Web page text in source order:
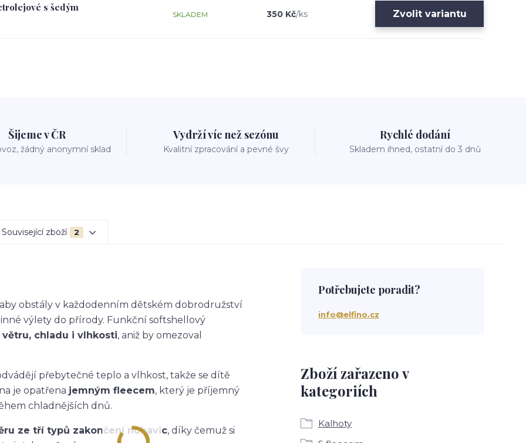
s šedým
350 Kč/ks
SKLADEM Zvolit variantu
Šijeme v ČR
žádný anonymní sklad
Vydrží víc než sezónu
Kvalitní zpracování a pevné švy
Rychlé dodání
Skladem ihned, ostatní do 3 dnů
Související zboží 2
obstály v každodenním dětském dobrodružství
výlety do přírody. Funkční softshellový
chladu i vlhkosti, aniž by omezoval
přebytečné teplo a vlhkost, takže se dítě
je opatřena jemným fleecem, který je příjemný
chladnějších dnů.
ze tří typů zakončení nohavic, díky čemuž si
Zboží zařazeno v
kategoriích
Kalhoty
Potřebujete poradit?
info@elfino.cz